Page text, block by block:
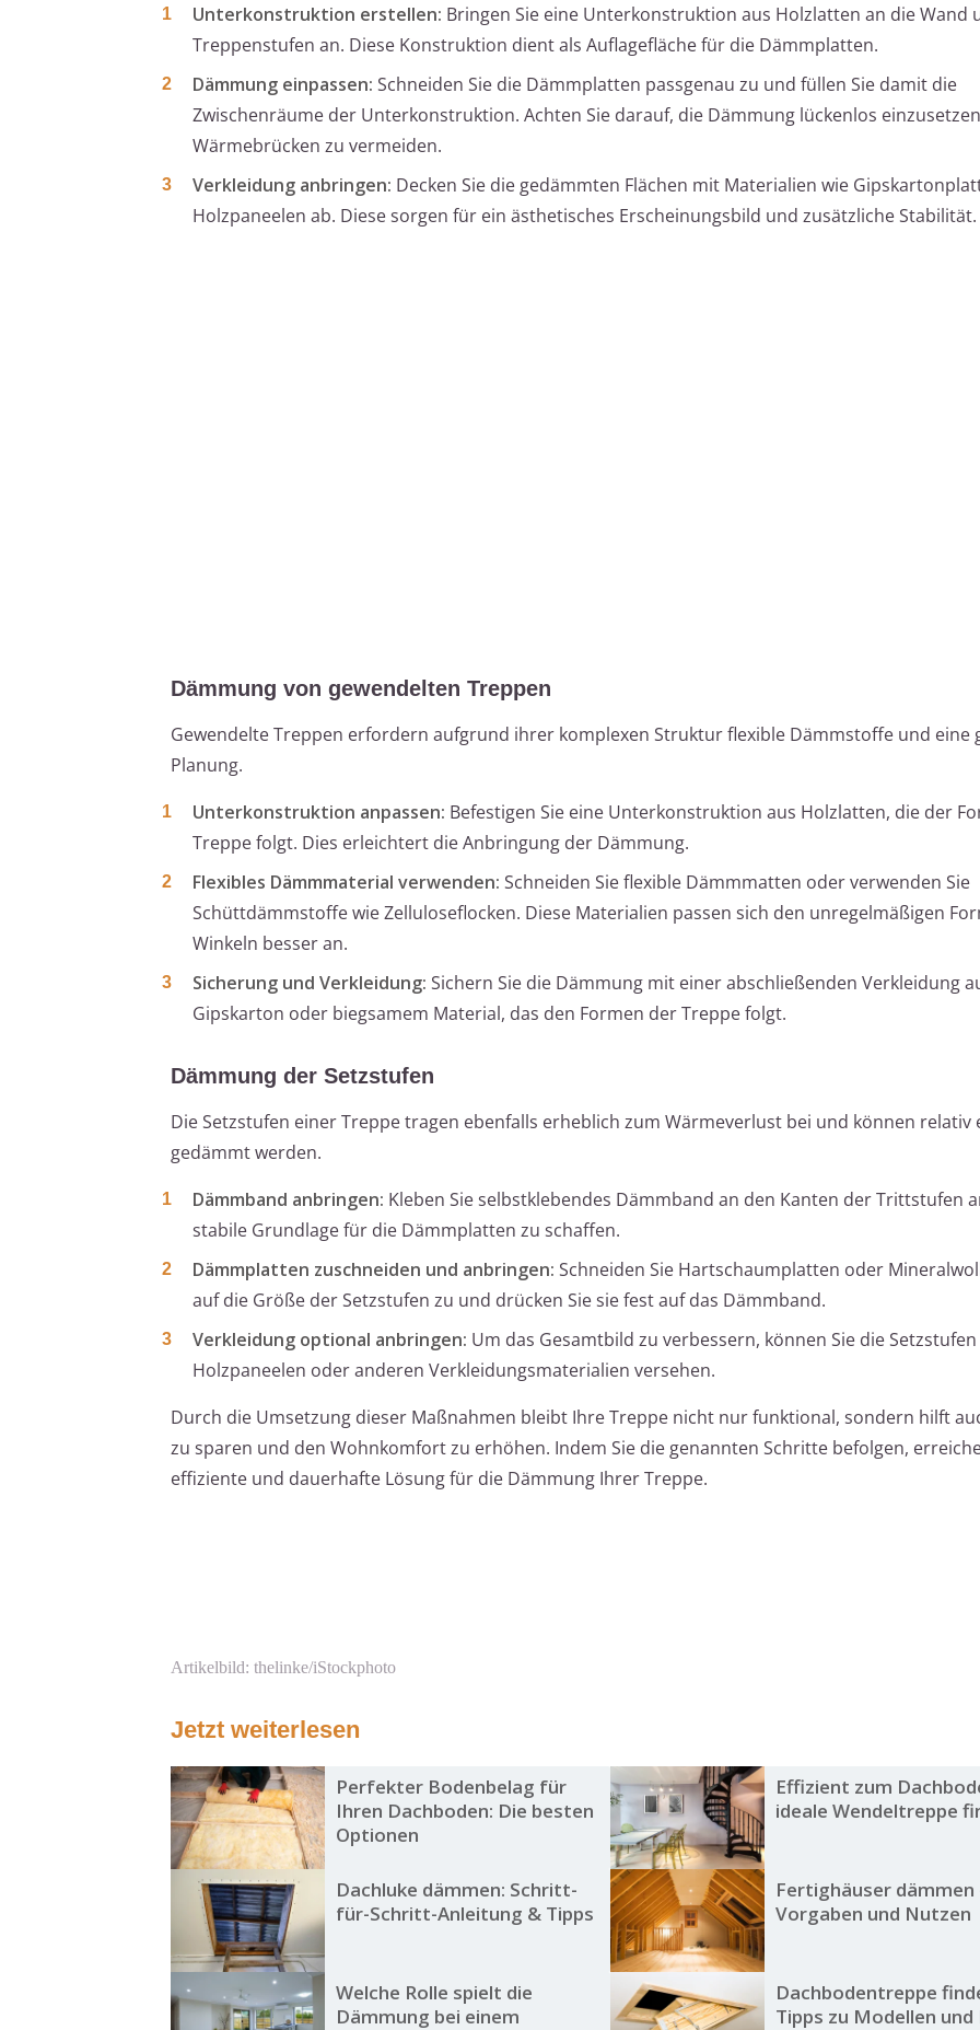
Unterkonstruktion erstellen: Bringen Sie eine Unterkonstruktion aus Holzlatten an die Wand
Treppenstufen an. Diese Konstruktion dient als Auflagefläche für die Dämmplatten.
Dämmung einpassen: Schneiden Sie die Dämmplatten passgenau zu und füllen Sie damit die
Zwischenräume der Unterkonstruktion. Achten Sie darauf, die Dämmung lückenlos
Wärmebrücken zu vermeiden.
Verkleidung anbringen: Decken Sie die gedämmten Flächen mit Materialien wie
Holzpaneelen ab. Diese sorgen für ein ästhetisches Erscheinungsbild und zusätzliche Stabilität.
Dämmung von gewendelten Treppen
Gewendelte Treppen erfordern aufgrund ihrer komplexen Struktur flexible Dämmstoffe und eine
Planung.
Unterkonstruktion anpassen: Befestigen Sie eine Unterkonstruktion aus Holzlatten, die der
Treppe folgt. Dies erleichtert die Anbringung der Dämmung.
Flexibles Dämmmaterial verwenden: Schneiden Sie flexible Dämmmatten oder verwenden Sie
Schüttdämmstoffe wie Zelluloseflocken. Diese Materialien passen sich den unregelmäßigen
Winkeln besser an.
Sicherung und Verkleidung: Sichern Sie die Dämmung mit einer abschließenden Verkleidung
Gipskarton oder biegsamem Material, das den Formen der Treppe folgt.
Dämmung der Setzstufen
Die Setzstufen einer Treppe tragen ebenfalls erheblich zum Wärmeverlust bei und können relativ
gedämmt werden.
Dämmband anbringen: Kleben Sie selbstklebendes Dämmband an den Kanten der Trittstufen
stabile Grundlage für die Dämmplatten zu schaffen.
Dämmplatten zuschneiden und anbringen: Schneiden Sie Hartschaumplatten oder
auf die Größe der Setzstufen zu und drücken Sie sie fest auf das Dämmband.
Verkleidung optional anbringen: Um das Gesamtbild zu verbessern, können Sie die
Holzpaneelen oder anderen Verkleidungsmaterialien versehen.
Durch die Umsetzung dieser Maßnahmen bleibt Ihre Treppe nicht nur funktional, sondern hilft
zu sparen und den Wohnkomfort zu erhöhen. Indem Sie die genannten Schritte befolgen,
effiziente und dauerhafte Lösung für die Dämmung Ihrer Treppe.
Artikelbild: thelinke/iStockphoto
Jetzt weiterlesen
Perfekter Bodenbelag für
Ihren Dachboden: Die besten
Optionen
Effizient zum
ideale Wendeltreppe
Dachluke dämmen: Schritt-
für-Schritt-Anleitung & Tipps
Fertighäuser dämmen
Vorgaben und Nutzen
Welche Rolle spielt die
Dämmung bei einem
Dachbodentreppe
Tipps zu Modellen und